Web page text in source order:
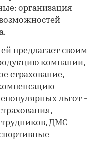
организация
предлагает своим
компании,
страхование,
льгот -
ДМС